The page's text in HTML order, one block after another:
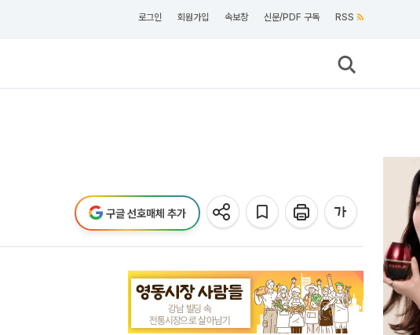
로그인 회원가입 속보창 신문/PDF 구독 RSS
구글 선호매체 추가